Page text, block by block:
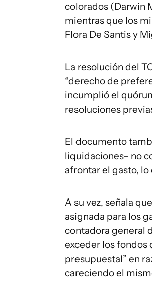
colorados (Darwin
mientras que los
Flora De Santis y
La resolución del
“derecho de
incumplió el
resoluciones
El documento
liquidaciones– no
afrontar el gasto,
A su vez, señala
asignada para los
contadora general
exceder los fondos
presupuestal” en
careciendo el